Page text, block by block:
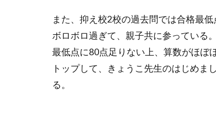
また、抑え校2校の過去問では合格最低
ボロボロ過ぎて、親子共に参っている。
最低点に80点足りない上、算数がほぼ
トップして、きょうこ先生のはじめま
る。